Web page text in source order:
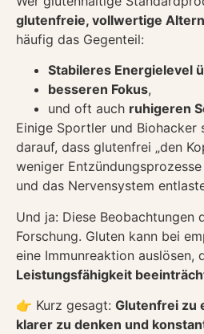
glutenfreie, vollwertige
häufig das Gegenteil:
Stabileres Energielevel
besseren Fokus,
und oft auch ruhigeren
Einige Sportler und Biohacker
darauf, dass glutenfrei „den
weniger
und das Nervensystem
Und ja: Diese Beobachtungen
Forschung. Gluten kann bei
eine Immunreaktion auslösen,
Leistungsfähigkeit
👉 Kurz gesagt: Glutenfrei zu
klarer zu denken und